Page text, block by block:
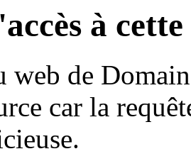
à
web de
car la